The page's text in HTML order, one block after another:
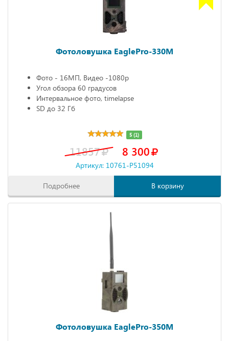
Фотоловушка EaglePro-330M
Фото - 16МП, Видео -1080р
Угол обзора 60 градусов
Интервальное фото, timelapse
SD до 32 Гб
5 (1)
11857 8 300
Артикул: 10761-P51094
Подробнее В корзину
Фотоловушка EaglePro-350M